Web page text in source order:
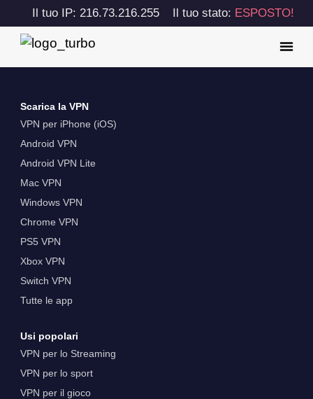
Il tuo IP: 216.73.216.255 Il tuo stato: ESPOSTO!
Scarica la VPN
VPN per iPhone (iOS)
Android VPN
Android VPN Lite
Mac VPN
Windows VPN
Chrome VPN
PS5 VPN
Xbox VPN
Switch VPN
Tutte le app
Usi popolari
VPN per lo Streaming
VPN per lo sport
VPN per il gioco